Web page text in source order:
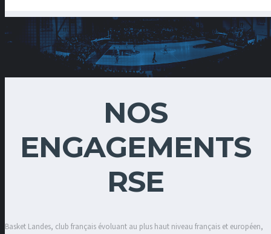
NOS
ENGAGEMENTS
RSE
Basket Landes, club français évoluant au plus haut niveau français et européen,